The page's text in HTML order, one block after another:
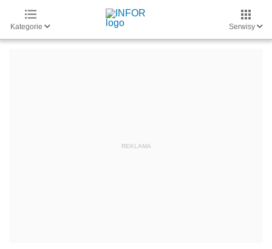
Kategorie Serwisy